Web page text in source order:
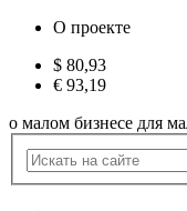
О проекте
$ 80,93
€ 93,19
о малом бизнесе для